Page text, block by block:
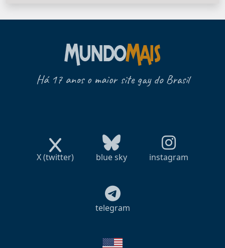
Há 17 anos o maior site gay do Brasil
X (twitter) blue sky instagram
telegram